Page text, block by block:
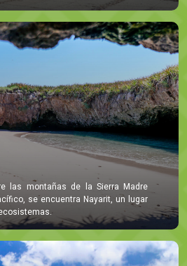
las montañas de la Sierra Madre
se encuentra Nayarit, un lugar